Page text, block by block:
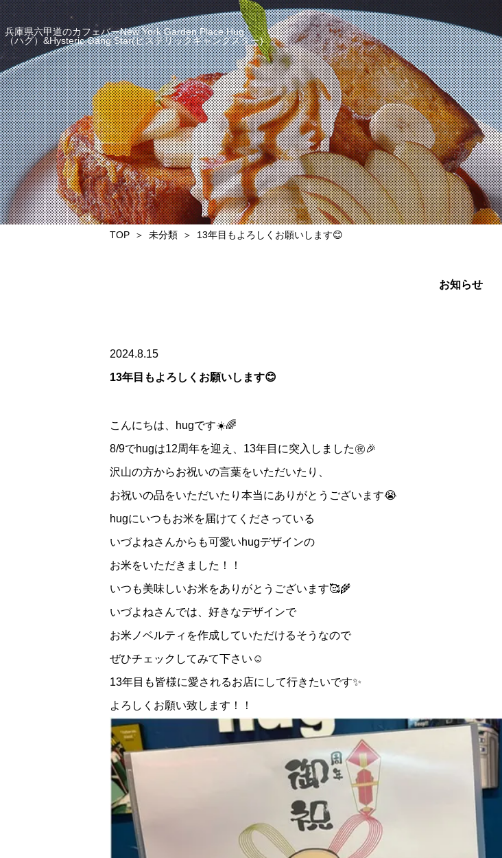
兵庫県六甲道のカフェバーNew York Garden Place Hug
（ハグ）&Hysteric Gang Star(ヒステリックギャングスター)
TOP 未分類 13年目もよろしくお願いします😊
お知らせ
2024.8.15
13年目もよろしくお願いします😊
こんにちは、hugです☀️🌈
8/9でhugは12周年を迎え、13年目に突入しました㊗️🎉
沢山の方からお祝いの言葉をいただいたり、
お祝いの品をいただいたり本当にありがとうございます😭
hugにいつもお米を届けてくださっている
いづよねさんからも可愛いhugデザインの
お米をいただきました！！
いつも美味しいお米をありがとうございます🥰🌾
いづよねさんでは、好きなデザインで
お米ノベルティを作成していただけるそうなので
ぜひチェックしてみて下さい☺️
13年目も皆様に愛されるお店にして行きたいです✨
よろしくお願い致します！！